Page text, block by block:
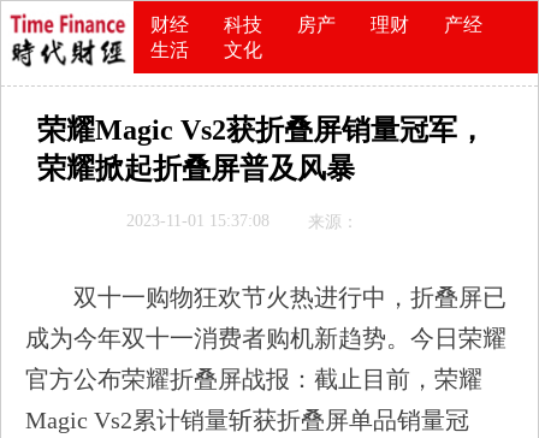
财经 科技 房产 理财
产经
生活
文化
荣耀Magic Vs2获折叠屏销量冠军，
荣耀掀起折叠屏普及风暴
2023-11-01 15:37:08 来源：
双十一购物狂欢节火热进行中，折叠屏已
成为今年双十一消费者购机新趋势。今日荣耀
官方公布荣耀折叠屏战报：截止目前，荣耀
Magic Vs2累计销量斩获折叠屏单品销量冠